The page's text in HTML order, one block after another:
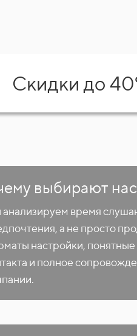
Скидки до
выбирают
время
а не просто
настройки, понятные
и полное